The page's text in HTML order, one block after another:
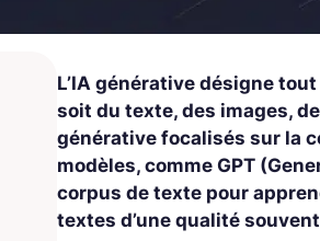
L’IA générative désigne
soit du texte, des images,
générative focalisés sur la
modèles, comme GPT
corpus de texte pour
textes d’une qualité